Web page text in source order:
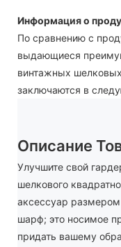
Информация о
По сравнению с
выдающиеся
винтажных
заключаются в
Описание
Улучшите свой
шелкового
аксессуар
шарф; это носимое
придать вашему